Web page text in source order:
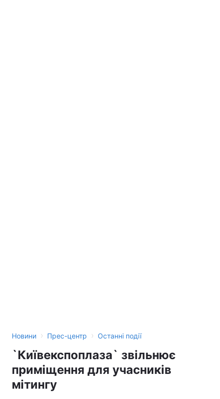
Новини › Прес-центр › Останні події
`Київекспоплаза` звільнює
приміщення для учасників
мітингу